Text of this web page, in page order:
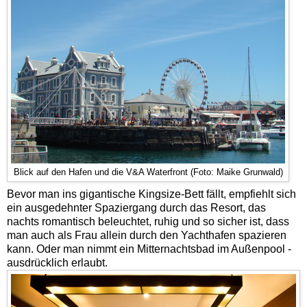
Blick auf den Hafen und die V&A Waterfront (Foto: Maike Grunwald)
Bevor man ins gigantische Kingsize-Bett fällt, empfiehlt sich
ein ausgedehnter Spaziergang durch das Resort, das
nachts romantisch beleuchtet, ruhig und so sicher ist, dass
man auch als Frau allein durch den Yachthafen spazieren
kann. Oder man nimmt ein Mitternachtsbad im Außenpool -
ausdrücklich erlaubt.